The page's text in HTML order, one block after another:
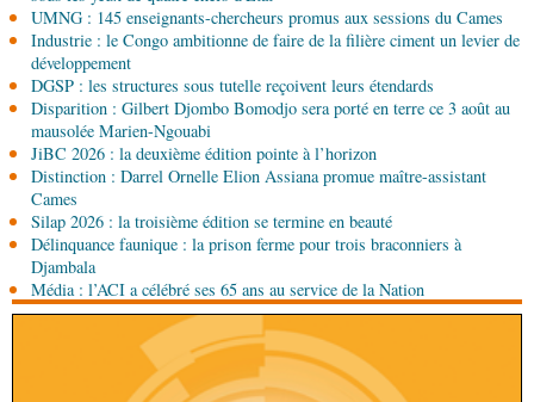
émissions
08-08-2026 01:15
Afrique-MondeCongo-Mali : les deux pays
envisagent le renforcement de leur coopération
agricole
08-08-2026 01:13
Économie Marché boursier : la Banque postale du
SociétéAccélération du développement: la
République du Congo mise sur sa diaspora
UMNG : 145 enseignants-chercheurs promus aux sessions du Cames
Industrie : le Congo ambitionne de faire de la filière ciment un levier de
développement
DGSP : les structures sous tutelle reçoivent leurs étendards
Disparition : Gilbert Djombo Bomodjo sera porté en terre ce 3 août au
mausolée Marien-Ngouabi
JiBC 2026 : la deuxième édition pointe à l’horizon
Distinction : Darrel Ornelle Elion Assiana promue maître-assistant
Cames
Silap 2026 : la troisième édition se termine en beauté
Délinquance faunique : la prison ferme pour trois braconniers à
Djambala
Média : l’ACI a célébré ses 65 ans au service de la Nation